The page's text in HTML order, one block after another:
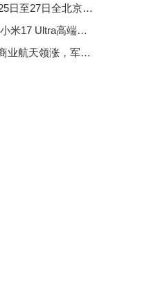
小厨，4万份歌帝梵巧克力先到先得
旗舰或迈入7000元新门槛
工化工电子齐发力成市场焦点